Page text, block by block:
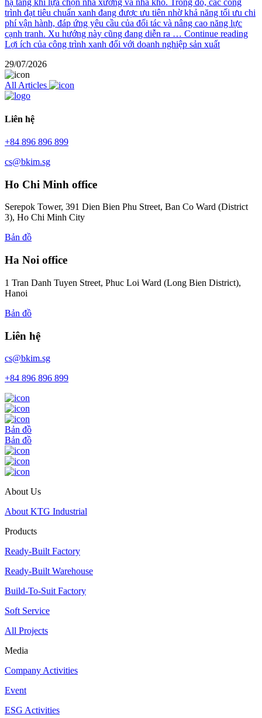
hạ tầng khi lựa chọn nhà xưởng và nhà kho. Trong đó, các công
trình đạt tiêu chuẩn xanh đang được ưu tiên nhờ khả năng tối ưu chi
phí vận hành, đáp ứng yêu cầu của đối tác và nâng cao năng lực
cạnh tranh. Xu hướng này cũng đang diễn ra … Continue reading
Lợi ích của công trình xanh đối với doanh nghiệp sản xuất
29/07/2026
All Articles
Liên hệ
+84 896 896 899
cs@bkim.sg
Ho Chi Minh office
Serepok Tower, 391 Dien Bien Phu Street, Ban Co Ward (District
3), Ho Chi Minh City
Bản đồ
Ha Noi office
1 Tran Danh Tuyen Street, Phuc Loi Ward (Long Bien District),
Hanoi
Bản đồ
Liên hệ
cs@bkim.sg
+84 896 896 899
Bản đồ
Bản đồ
About Us
About KTG Industrial
Products
Ready-Built Factory
Ready-Built Warehouse
Build-To-Suit Factory
Soft Service
All Projects
Media
Company Activities
Event
ESG Activities